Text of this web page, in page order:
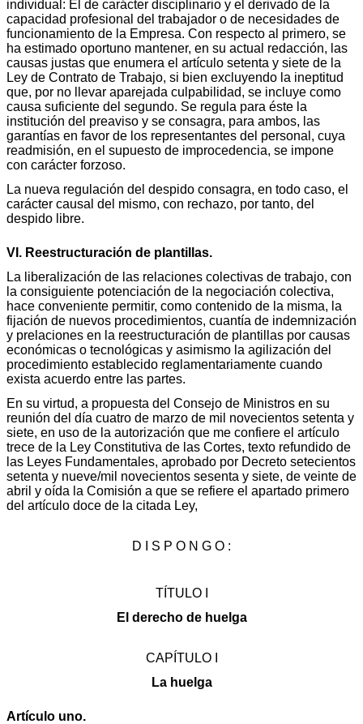
individual: El de carácter disciplinario y el derivado de la
capacidad profesional del trabajador o de necesidades de
funcionamiento de la Empresa. Con respecto al primero, se
ha estimado oportuno mantener, en su actual redacción, las
causas justas que enumera el artículo setenta y siete de la
Ley de Contrato de Trabajo, si bien excluyendo la ineptitud
que, por no llevar aparejada culpabilidad, se incluye como
causa suficiente del segundo. Se regula para éste la
institución del preaviso y se consagra, para ambos, las
garantías en favor de los representantes del personal, cuya
readmisión, en el supuesto de improcedencia, se impone
con carácter forzoso.
La nueva regulación del despido consagra, en todo caso, el
carácter causal del mismo, con rechazo, por tanto, del
despido libre.
VI. Reestructuración de plantillas.
La liberalización de las relaciones colectivas de trabajo, con
la consiguiente potenciación de la negociación colectiva,
hace conveniente permitir, como contenido de la misma, la
fijación de nuevos procedimientos, cuantía de indemnización
y prelaciones en la reestructuración de plantillas por causas
económicas o tecnológicas y asimismo la agilización del
procedimiento establecido reglamentariamente cuando
exista acuerdo entre las partes.
En su virtud, a propuesta del Consejo de Ministros en su
reunión del día cuatro de marzo de mil novecientos setenta y
siete, en uso de la autorización que me confiere el artículo
trece de la Ley Constitutiva de las Cortes, texto refundido de
las Leyes Fundamentales, aprobado por Decreto setecientos
setenta y nueve/mil novecientos sesenta y siete, de veinte de
abril y oída la Comisión a que se refiere el apartado primero
del artículo doce de la citada Ley,
D I S P O N G O :
TÍTULO I
El derecho de huelga
CAPÍTULO I
La huelga
Artículo uno.